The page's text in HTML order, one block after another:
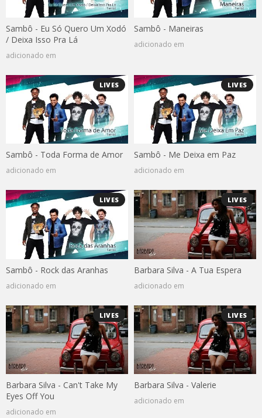
Sambô - Eu Só Quero Um Xodó
/ Deixa Isso Pra Lá
adicionado em
Sambô - Maneiras
adicionado em
LIVES
Sambô - Toda Forma de Amor
adicionado em
LIVES
Sambô - Me Deixa em Paz
adicionado em
LIVES
Sambô - Rock das Aranhas
adicionado em
LIVES
Barbara Silva - A Tua Espera
adicionado em
LIVES
Barbara Silva - Can't Take My
Eyes Off You
adicionado em
LIVES
Barbara Silva - Valerie
adicionado em